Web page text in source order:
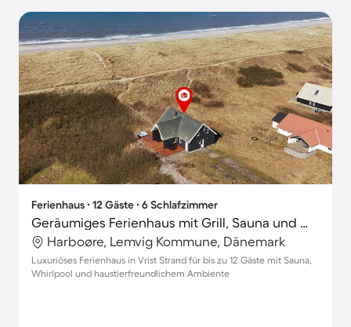
Ferienhaus ∙ 12 Gäste ∙ 6 Schlafzimmer
Geräumiges Ferienhaus mit Grill, Sauna und Whirlpool | Haustiere erlaubt
Harboøre, Lemvig Kommune, Dänemark
Luxuriöses Ferienhaus in Vrist Strand für bis zu 12 Gäste mit Sauna,
Whirlpool und haustierfreundlichem Ambiente